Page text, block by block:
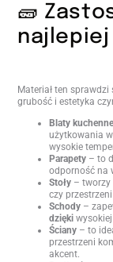
🧱
najlepiej
Materiał ten
grubość i estetyka
Blaty
użytkowania
wysokie
Parapety – to
odporność na
Stoły – tworzy
czy
Schody –
dzięki
Ściany – to
przestrzeni
akcent.